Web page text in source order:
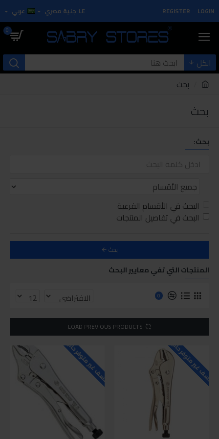
LOGIN
REGISTER
LE جنية مصري عربي
0
الكل
بحث
بحث
بحث:
البحث في الأقسام الفرعية
البحث في تفاصيل المنتجات
بحث
المنتجات التي تفي معايير البحث
0
LOAD PREVIOUS PRODUCTS
للاسف غير متوفر حاليا للاسف غير متوفر حاليا